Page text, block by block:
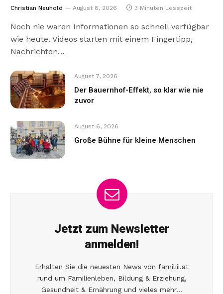
Christian Neuhold August 8, 2026 3 Minuten Lesezeit
Noch nie waren Informationen so schnell verfügbar
wie heute. Videos starten mit einem Fingertipp,
Nachrichten…
August 7, 2026
Der Bauernhof-Effekt, so klar wie nie
zuvor
August 6, 2026
Große Bühne für kleine Menschen
Jetzt zum Newsletter
anmelden!
Erhalten Sie die neuesten News von familiii.at
rund um Familienleben, Bildung & Erziehung,
Gesundheit & Ernährung und vieles mehr...